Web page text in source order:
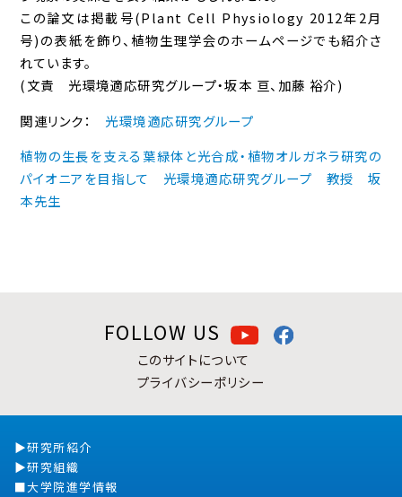
この論文は掲載号(Plant Cell Physiology 2012年2月
号)の表紙を飾り、植物生理学会のホームページでも紹介さ
れています。
(文責 光環境適応研究グループ・坂本 亘、加藤 裕介)
関連リンク： 光環境適応研究グループ
植物の生長を支える葉緑体と光合成・植物オルガネラ研究の
パイオニアを目指して 光環境適応研究グループ 教授 坂
本先生
FOLLOW US
このサイトについて
プライバシーポリシー
研究所紹介
研究組織
大学院進学情報